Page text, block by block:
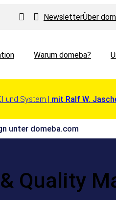
NewsletterÜber
Warum domeba?
und System | mit Ralf W.
unter domeba.com
& Quality